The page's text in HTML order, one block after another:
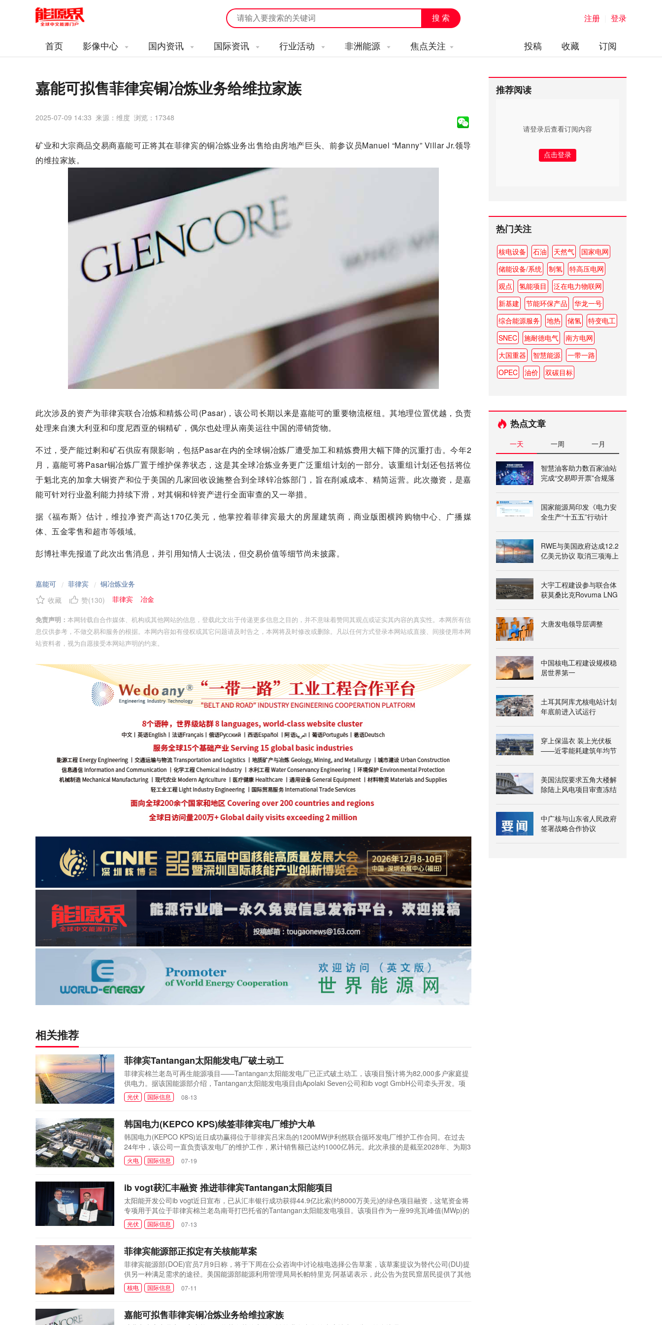
注册 登录
首页 影像中心 国内资讯 国际资讯 行业活动 非洲能源 焦点关注 订阅
收藏
投稿
嘉能可拟售菲律宾铜冶炼业务给维拉家族
2025-07-09 14:33 来源：维度 浏览： 17348
矿业和大宗商品交易商嘉能可正将其在菲律宾的铜冶炼业务出售给由房地产巨头、前参议员Manuel “Manny” Villar Jr.领导
的维拉家族。
此次涉及的资产为菲律宾联合冶炼和精炼公司(Pasar)，该公司长期以来是嘉能可的重要物流枢纽。其地理位置优越，负责
处理来自澳大利亚和印度尼西亚的铜精矿，偶尔也处理从南美运往中国的滞销货物。
不过，受产能过剩和矿石供应有限影响，包括Pasar在内的全球铜冶炼厂遭受加工和精炼费用大幅下降的沉重打击。今年2
月，嘉能可将Pasar铜冶炼厂置于维护保养状态，这是其全球冶炼业务更广泛重组计划的一部分。该重组计划还包括将位
于魁北克的加拿大铜资产和位于美国的几家回收设施整合到全球锌冶炼部门，旨在削减成本、精简运营。此次撤资，是嘉
能可针对行业盈利能力持续下滑，对其铜和锌资产进行全面审查的又一举措。
据《福布斯》估计，维拉净资产高达170亿美元，他掌控着菲律宾最大的房屋建筑商，商业版图横跨购物中心、广播媒
体、五金零售和超市等领域。
彭博社率先报道了此次出售消息，并引用知情人士说法，但交易价值等细节尚未披露。
嘉能可 / 菲律宾 / 铜冶炼业务
收藏
赞(130) 菲律宾 冶金
免责声明： 本网转载自合作媒体、机构或其他网站的信息，登载此文出于传递更多信息之目的，并不意味着赞同其观点或证实其内容的真实性。本网所有信
息仅供参考，不做交易和服务的根据。本网内容如有侵权或其它问题请及时告之，本网将及时修改或删除。凡以任何方式登录本网站或直接、间接使用本网
站资料者，视为自愿接受本网站声明的约束。
相关推荐
菲律宾Tantangan太阳能发电厂破土动工
菲律宾棉兰老岛可再生能源项目——Tantangan太阳能发电厂已正式破土动工，该项目预计将为82,000多户家庭提
供电力。据该国能源部介绍，Tantangan太阳能发电项目由Apolaki Seven公司和ib vogt GmbH公司牵头开发。项
目建成后，将向国家电网输送清洁可再生能源，总峰值装机容量达99兆瓦。该发电厂预计每年可生产超过150,000
兆瓦时的清洁电力，每年减少约66,000吨的碳排放。能源部副部长Mylene Capongcol表示：该项目对我们实现可
光伏 国际信息 08-13
韩国电力(KEPCO KPS)续签菲律宾电厂维护大单
韩国电力(KEPCO KPS)近日成功赢得位于菲律宾吕宋岛的1200MW伊利然联合循环发电厂维护工作合同。在过去
24年中，该公司一直负责该发电厂的维护工作，累计销售额已达约1000亿韩元。此次承接的是截至2028年、为期3
年的例行维护项目。据推测，未来该公司还极有可能承接计划内的预防性维护项目和寿命延长项目，预计总合同金
额将达到约200亿韩元。尽管这是一个持续了24年的建设项目，但此次续约并非易事。伊利然联合发电厂现由南方
火电 国际信息 07-19
ib vogt获汇丰融资 推进菲律宾Tantangan太阳能项目
太阳能开发公司ib vogt近日宣布，已从汇丰银行成功获得44.9亿比索(约8000万美元)的绿色项目融资，这笔资金将
专项用于其位于菲律宾棉兰老岛南哥打巴托省的Tantangan太阳能发电项目。该项目作为一座99兆瓦峰值(MWp)的
太阳能光伏(PV)电站，旨在提供价格实惠的清洁能源，助力菲律宾向可持续能源转型。Tantangan太阳能发电项目
是ib vogt在棉兰老岛地区的第二个太阳能开发项目，标志着该公司在该区域的持续深耕与拓展。项目计划于2025年
光伏 国际信息 07-13
菲律宾能源部正拟定有关核能草案
菲律宾能源部(DOE)官员7月9日称，将于下周在公众咨询中讨论核电选择公告草案，该草案提议为替代公司(DU)提
供另一种满足需求的途径。美国能源部能源利用管理局局长帕特里克·阿基诺表示，此公告为贫民窟居民提供了其他
替代补贴来源。他在新闻发布会上称：这不是强制联系。将以最低成本指导EPIRA(电力工业改革法案)。它让我们
的电力行业参与者可以选择与核电项目签订合同(如果他们认为核电项目适合他们的需求)。阿基诺解释，政府的核
核电 国际信息 07-11
嘉能可拟售菲律宾铜冶炼业务给维拉家族
推荐阅读
请登录后查看订阅内容
热门关注
核电设备 石油 天然气
国家电网
储能设备/系统
制氢
特高压电网
观点
氢能项目
泛在电力物联网
新基建
节能环保产品
华龙一号
综合能源服务
地热 储氢
特变电工
SNEC
施耐德电气
南方电网
大国重器
智慧能源
一带一路
OPEC
油价 双碳目标
热点文章
一天 一周 一月
智慧油客助力数百家油站
完成“交易即开票”合规落
国家能源局印发《电力安
全生产“十五五”行动计
RWE与美国政府达成12.2
亿美元协议 取消三项海上
大宇工程建设参与联合体
获莫桑比克Rovuma LNG
大唐发电领导层调整
中国核电工程建设规模稳
居世界第一
土耳其阿库尤核电站计划
年底前进入试运行
穿上保温衣 装上光伏板
——近零能耗建筑年均节
美国法院要求五角大楼解
除陆上风电项目审查冻结
中广核与山东省人民政府
签署战略合作协议